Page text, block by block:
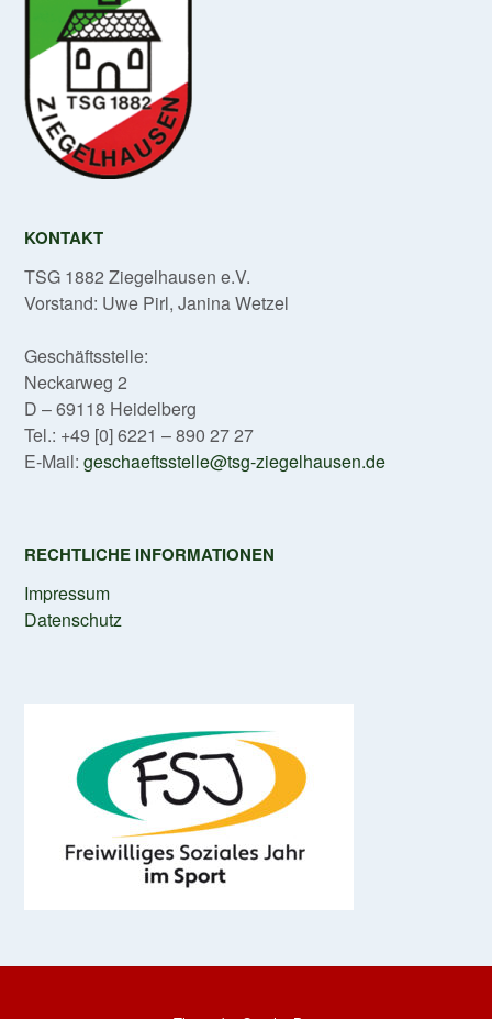
KONTAKT
TSG 1882 Ziegelhausen e.V.
Vorstand: Uwe Pirl, Janina Wetzel
Geschäftsstelle:
Neckarweg 2
D – 69118 Heidelberg
Tel.: +49 [0] 6221 – 890 27 27
E-Mail: geschaeftsstelle@tsg-ziegelhausen.de
RECHTLICHE INFORMATIONEN
Impressum
Datenschutz